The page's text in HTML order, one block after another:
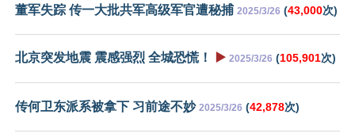
董军失踪 传一大批共军高级军官遭秘捕 2025/3/26 (43,000次)
北京突发地震 震感强烈 全城恐慌！ ▶️ 2025/3/26 (105,901次)
传何卫东派系被拿下 习前途不妙 2025/3/26 (42,878次)